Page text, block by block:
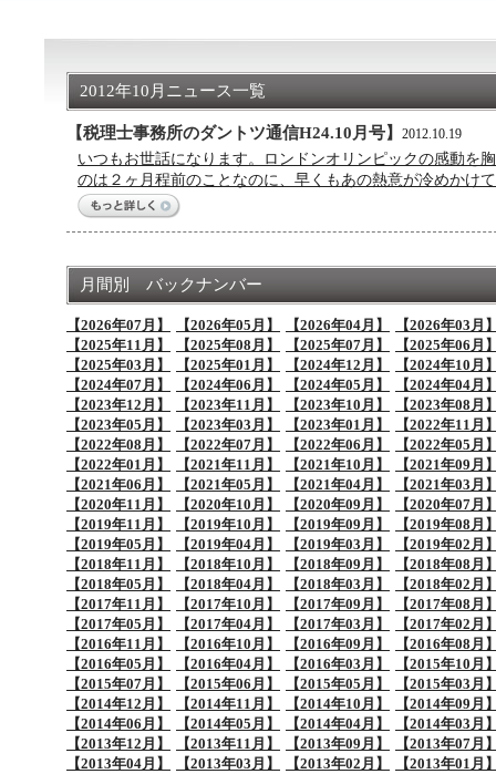
2012年10月ニュース一覧
【税理士事務所のダントツ通信H24.10月号】 2012.10.19
いつもお世話になります。ロンドンオリンピックの感動を
のは２ヶ月程前のことなのに、早くもあの熱意が冷めかけ
月間別 バックナンバー
【2026年07月】 【2026年05月】 【2026年04月】
【2026年03月
【2025年11月】
【2025年08月】 【2025年07月】
【2025年06月
【2025年03月】
【2025年01月】 【2024年12月】
【2024年10月
【2024年07月】
【2024年06月】 【2024年05月】
【2024年04月
【2023年12月】
【2023年11月】 【2023年10月】
【2023年08月
【2023年05月】
【2023年03月】 【2023年01月】
【2022年11月
【2022年08月】
【2022年07月】 【2022年06月】
【2022年05月
【2022年01月】
【2021年11月】 【2021年10月】
【2021年09月
【2021年06月】
【2021年05月】 【2021年04月】
【2021年03月
【2020年11月】
【2020年10月】 【2020年09月】
【2020年07月
【2019年11月】
【2019年10月】 【2019年09月】
【2019年08月
【2019年05月】
【2019年04月】 【2019年03月】
【2019年02月
【2018年11月】
【2018年10月】 【2018年09月】
【2018年08月
【2018年05月】
【2018年04月】 【2018年03月】
【2018年02月
【2017年11月】
【2017年10月】 【2017年09月】
【2017年08月
【2017年05月】
【2017年04月】 【2017年03月】
【2017年02月
【2016年11月】
【2016年10月】 【2016年09月】
【2016年08月
【2016年05月】
【2016年04月】 【2016年03月】
【2015年10月
【2015年07月】
【2015年06月】 【2015年05月】
【2015年03月
【2014年12月】
【2014年11月】 【2014年10月】
【2014年09月
【2014年06月】
【2014年05月】 【2014年04月】
【2014年03月
【2013年12月】
【2013年11月】 【2013年09月】
【2013年07月
【2013年04月】
【2013年03月】 【2013年02月】
【2013年01月